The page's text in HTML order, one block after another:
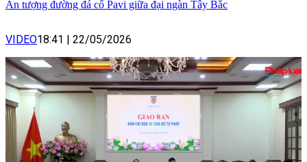
Ấn tượng đường đá cổ Pavi giữa đại ngàn Tây Bắc
VIDEO18:41 22/05/2026